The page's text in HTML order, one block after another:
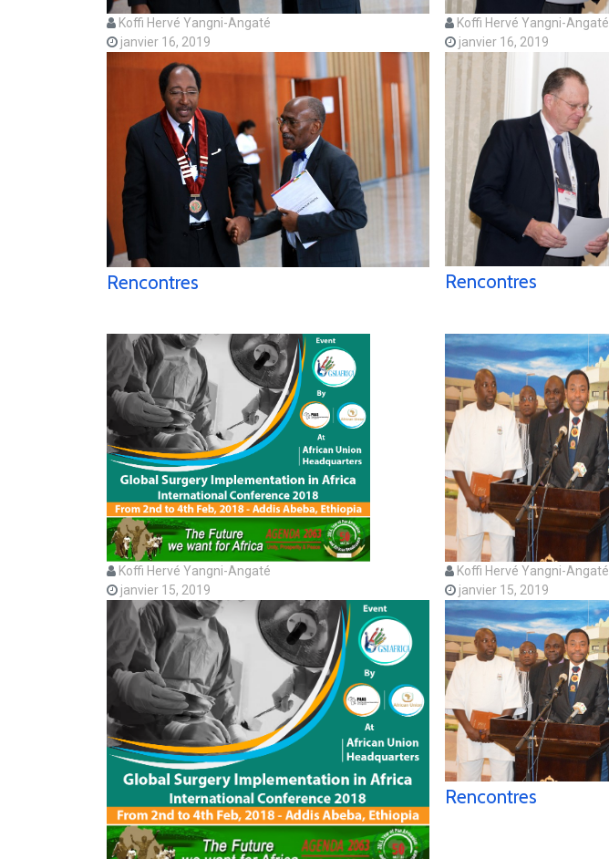
Koffi Hervé Yangni-Angaté
janvier 16, 2019
Rencontres
Koffi Hervé Yangni-Angaté
janvier 16, 2019
Rencontres
Koffi Hervé Yangni-Angaté
janvier 15, 2019
Koffi Hervé Yangni-Angaté
janvier 15, 2019
Rencontres